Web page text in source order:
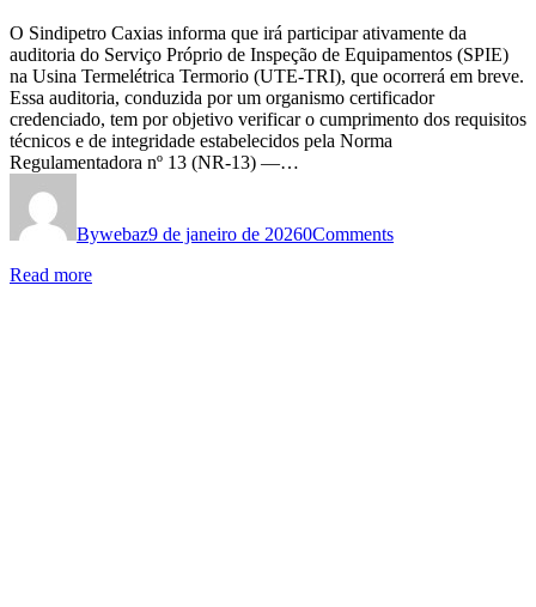
O Sindipetro Caxias informa que irá participar ativamente da
auditoria do Serviço Próprio de Inspeção de Equipamentos (SPIE)
na Usina Termelétrica Termorio (UTE-TRI), que ocorrerá em breve.
Essa auditoria, conduzida por um organismo certificador
credenciado, tem por objetivo verificar o cumprimento dos requisitos
técnicos e de integridade estabelecidos pela Norma
Regulamentadora nº 13 (NR-13) —…
Bywebaz9 de janeiro de 20260Comments
Read more